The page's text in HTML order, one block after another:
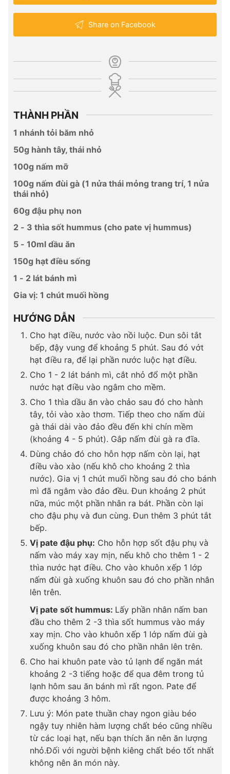
Share on Facebook
THÀNH PHẦN
1 nhánh tỏi băm nhỏ
50g hành tây, thái nhỏ
100g nấm mỡ
100g nấm đùi gà (1 nửa thái mỏng trang trí, 1 nửa
thái nhỏ)
60g đậu phụ non
2 - 3 thìa sốt hummus (cho pate vị hummus)
5 - 10ml dầu ăn
150g hạt điều sống
1 - 2 lát bánh mì
Gia vị: 1 chút muối hồng
HƯỚNG DẪN
Cho hạt điều, nước vào nồi luộc. Đun sôi tắt
bếp, đậy vung để khoảng 5 phút. Sau đó vớt
hạt điều ra, để lại phần nước luộc hạt điều.
Cho 1 - 2 lát bánh mì, cắt nhỏ đổ một phần
nước hạt điều vào ngâm cho mềm.
Cho 1 thìa dầu ăn vào chảo sau đó cho hành
tây, tỏi vào xào thơm. Tiếp theo cho nấm đùi
gà thái dài vào đảo đều đến khi chín mềm
(khoảng 4 - 5 phút). Gắp nấm đùi gà ra đĩa.
Dùng chảo đó cho hỗn hợp nấm còn lại, hạt
điều vào xào (nếu khô cho khoảng 2 thìa
nước). Gia vị 1 chút muối hồng sau đó cho bánh
mì đã ngâm vào đảo đều. Đun khoảng 2 phút
nữa, múc một phần nhân ra bát. Phần còn lại
cho đậu phụ và đun cùng. Đun thêm 3 phút tắt
bếp.
Vị pate đậu phụ: Cho hỗn hợp sốt đậu phụ và
nấm vào máy xay mịn, nếu khô cho thêm 1 - 2
thìa nước hạt điều. Cho vào khuôn xếp 1 lớp
nấm đùi gà xuống khuôn sau đó cho phần nhân
lên trên.
Vị pate sốt hummus: Lấy phần nhân nấm ban
đầu cho thêm 2 -3 thìa sốt hummus vào máy
xay mịn. Cho vào khuôn xếp 1 lớp nấm đùi gà
xuống khuôn sau đó cho phần nhân lên trên.
Cho hai khuôn pate vào tủ lạnh để ngăn mát
khoảng 2 -3 tiếng hoặc để qua đêm trong tủ
lạnh hôm sau ăn bánh mì rất ngon. Pate để
được khoảng 3 hôm.
Lưu ý: Món pate thuần chay ngon giàu béo
ngậy tuy nhiên hàm lượng chất béo cũng nhiều
từ các loại hạt, nếu bạn thích ăn nên ăn lượng
nhỏ.Đối với người bệnh kiêng chất béo tốt nhất
không nên ăn món này.